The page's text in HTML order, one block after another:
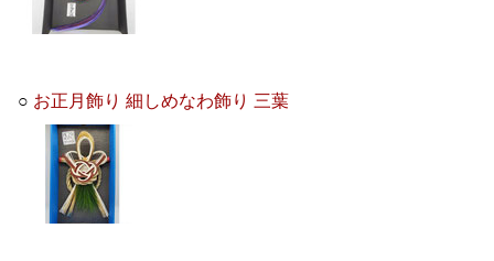
○ お正月飾り 細しめなわ飾り 三葉